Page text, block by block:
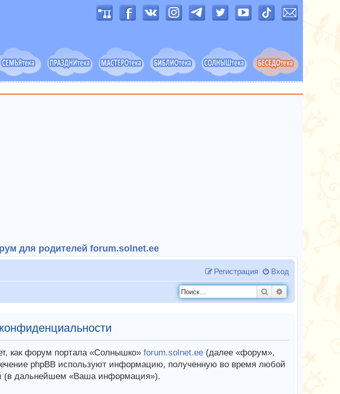
для родителей forum.solnet.ee
Вход
Регистрация
Поиск
как форум портала «Солнышко» forum.solnet.ee(далее «форум»,
phpBB используют информацию, полученную во время любой
(в дальнейшем «Ваша информация»).